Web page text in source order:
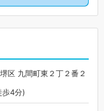
区 九間町東２丁２番２
歩4分)